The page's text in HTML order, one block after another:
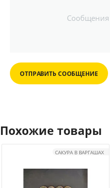
ОТПРАВИТЬ СООБЩЕНИЕ
Похожие товары
САКУРА В ВАРГАШАХ